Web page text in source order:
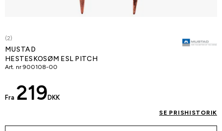
(2)
MUSTAD
HESTESKOSØM ESL PITCH
Art. nr 900108-00
Fra 219 DKK
SE PRISHISTORIK